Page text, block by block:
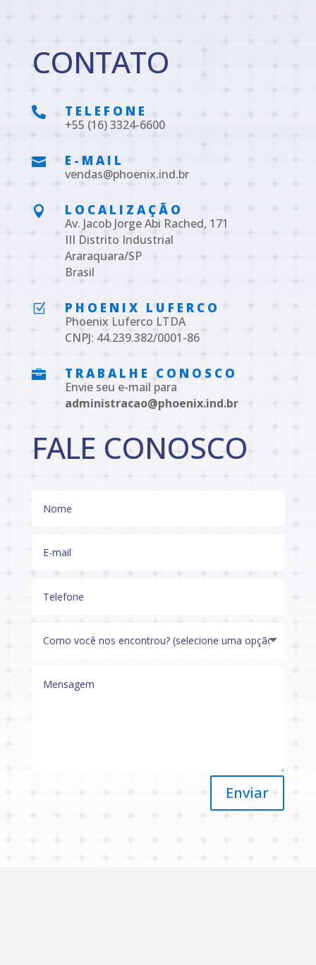
CONTATO
 TELEFONE
+55 (16) 3324-6600
 E-MAIL
vendas@phoenix.ind.br
 LOCALIZAÇÃO
Av. Jacob Jorge Abi Rached, 171
III Distrito Industrial
Araraquara/SP
Brasil
Z PHOENIX LUFERCO
Phoenix Luferco LTDA
CNPJ: 44.239.382/0001-86
 TRABALHE CONOSCO
Envie seu e-mail para
administracao@phoenix.ind.br
FALE CONOSCO
Enviar